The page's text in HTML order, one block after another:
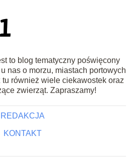
to blog tematyczny poświęcony
nas o morzu, miastach portowych
również wiele ciekawostek oraz
zwierząt. Zapraszamy!
REDAKCJA
KONTAKT